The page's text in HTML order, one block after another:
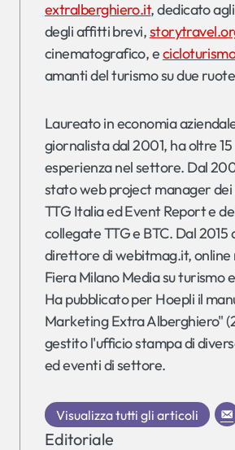
extralberghiero.it, dedicato
degli affitti brevi,
cinematografico, e
amanti del turismo su due
Laureato in economia
giornalista dal 2001, ha oltre 15
esperienza nel settore. Dal
stato web project manager dei
TTG Italia ed Event Report e
collegate TTG e BTC. Dal 2015
direttore di webitmag.it, online
Fiera Milano Media su turismo
Ha pubblicato per Hoepli il
Marketing Extra Alberghiero"
gestito l'ufficio stampa di
ed eventi di settore.
Visualizza tutti gli articoli
Editoriale